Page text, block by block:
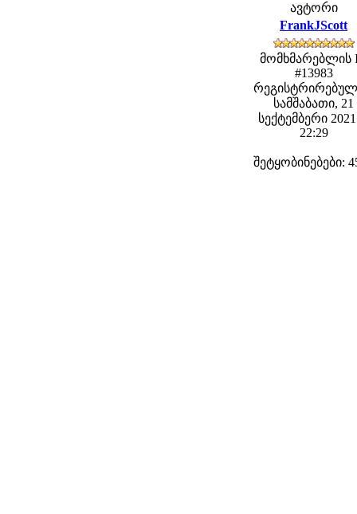
ავტორი
FrankJScott
მომხმარებლის
#13983
სამშაბათი, 21
სექტემბერი
22:29
შეტყობინებები: